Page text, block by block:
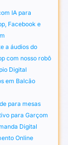
IA para
Facebook e
a áudios do
com nosso robô
Digital
em Balcão
para mesas
para Garçom
Digital
Online